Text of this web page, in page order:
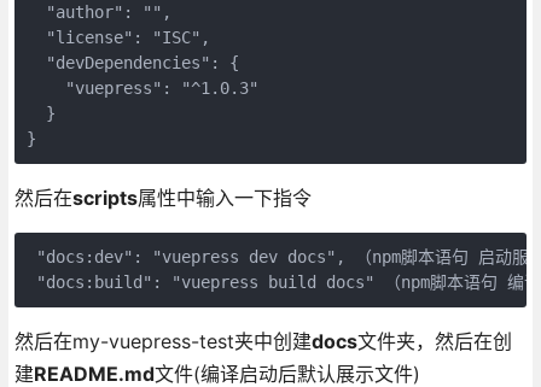
  "author": "",
  "license": "ISC",
  "devDependencies": {
    "vuepress": "^1.0.3"
  }
}
然后在scripts属性中输入一下指令
"docs:dev": "vuepress dev docs", （npm脚本语句 启动服
"docs:build": "vuepress build docs" （npm脚本语句 编译打
然后在my-vuepress-test夹中创建docs文件夹，然后在创
建README.md文件(编译启动后默认展示文件)